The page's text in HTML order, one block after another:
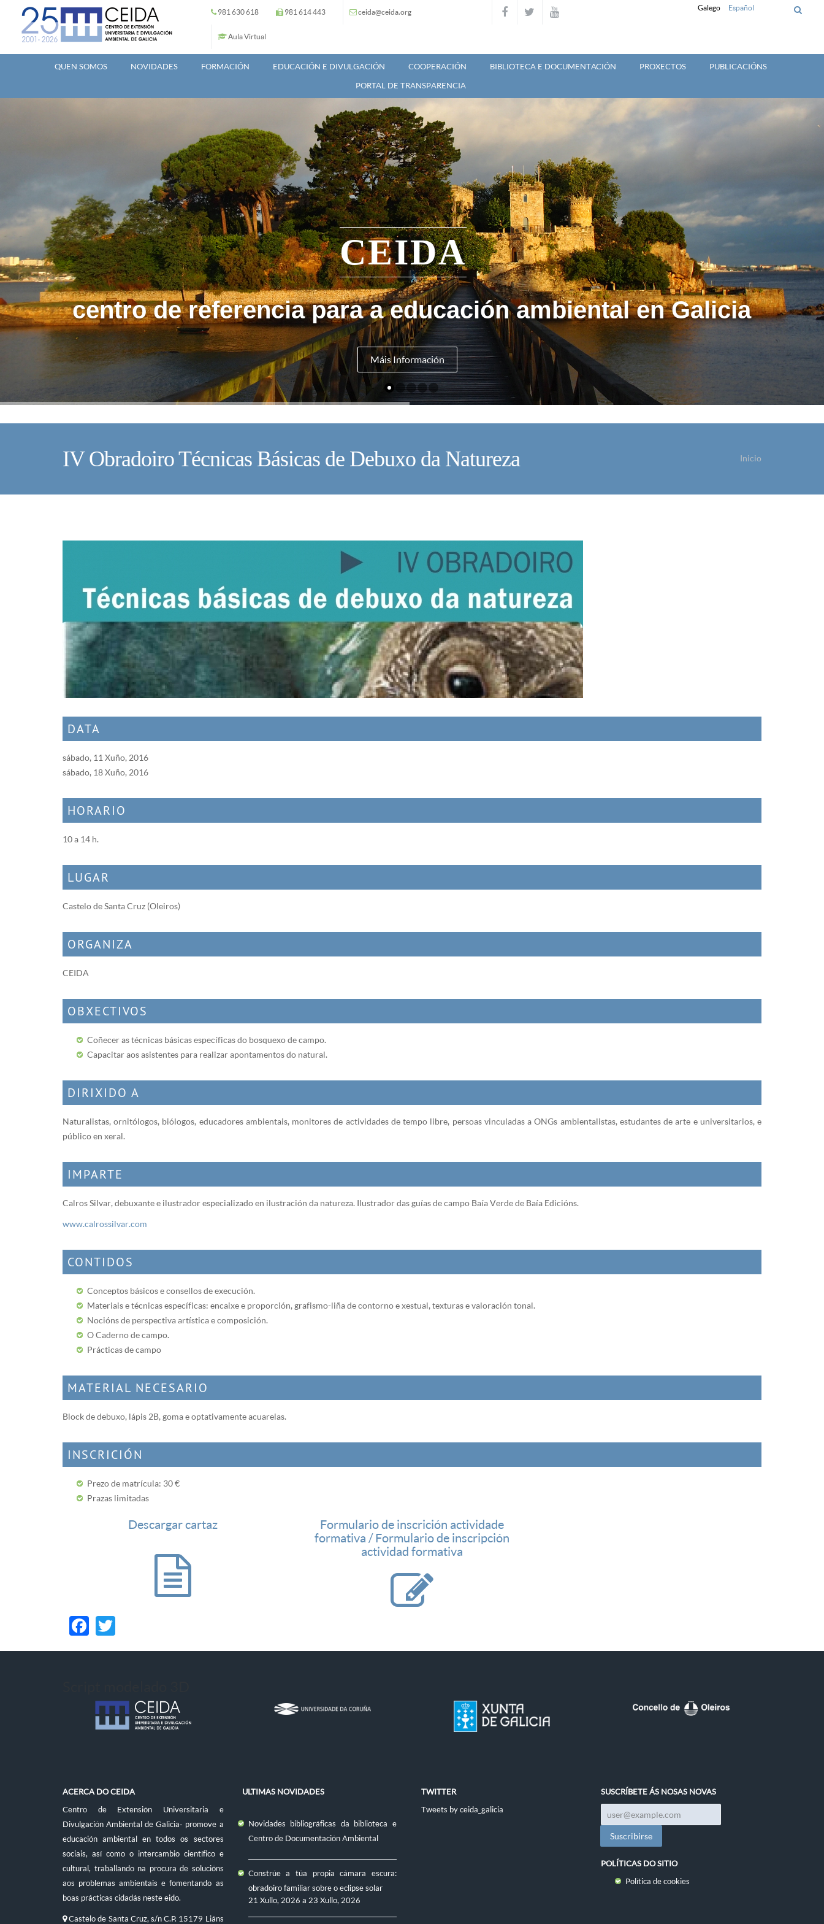
Ir o contido principal 981 630 618 981 614 443 ceida@ceida.org
Aula Virtual
Galego Español
QUEN SOMOS NOVIDADES FORMACIÓN EDUCACIÓN E DIVULGACIÓN COOPERACIÓN BIBLIOTECA E DOCUMENTACIÓN PROXECTOS
PUBLICACIÓNS
PORTAL DE TRANSPARENCIA
centro de referencia para a educación ambiental en Galicia
Máis Información
CEIDA
IV Obradoiro Técnicas Básicas de Debuxo da Natureza Inicio
DATA
sábado, 11 Xuño, 2016
sábado, 18 Xuño, 2016
HORARIO
10 a 14 h.
LUGAR
Castelo de Santa Cruz (Oleiros)
ORGANIZA
CEIDA
OBXECTIVOS
Coñecer as técnicas básicas específicas do bosquexo de campo.
Capacitar aos asistentes para realizar apontamentos do natural.
DIRIXIDO A
Naturalistas, ornitólogos, biólogos, educadores ambientais, monitores de actividades de tempo libre, persoas vinculadas a ONGs ambientalistas, estudantes de arte e universitarios, e
público en xeral.
IMPARTE
Calros Silvar, debuxante e ilustrador especializado en ilustración da natureza. Ilustrador das guías de campo Baía Verde de Baía Edicións.
www.calrossilvar.com
CONTIDOS
Conceptos básicos e consellos de execución.
Materiais e técnicas específicas: encaixe e proporción, grafismo-liña de contorno e xestual, texturas e valoración tonal.
Nocións de perspectiva artística e composición.
O Caderno de campo.
Prácticas de campo
MATERIAL NECESARIO
Block de debuxo, lápis 2B, goma e optativamente acuarelas.
INSCRICIÓN
Prezo de matrícula: 30 €
Prazas limitadas
Descargar cartaz
Formulario de inscrición actividade
formativa / Formulario de inscripción
actividad formativa
Facebook
ACERCA DO CEIDA
Centro de Extensión Universitaria e
Divulgación Ambiental de Galicia- promove a
educación ambiental en todos os sectores
sociais, así como o intercambio científico e
cultural, traballando na procura de solucións
aos problemas ambientais e fomentando as
boas prácticas cidadás neste eido.
Castelo de Santa Cruz, s/n C.P. 15179 Liáns
ULTIMAS NOVIDADES
Novidades bibliográficas da biblioteca e
Centro de Documentación Ambiental
Constrúe a túa propia cámara escura:
obradoiro familiar sobre o eclipse solar
21 Xullo, 2026 a 23 Xullo, 2026
TWITTER
Tweets by ceida_galicia
SUSCRÍBETE ÁS NOSAS NOVAS
POLÍTICAS DO SITIO
Política de cookies